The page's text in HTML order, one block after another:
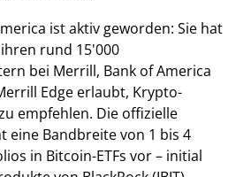
ist aktiv geworden: Sie hat
rund 15'000
bei Merrill, Bank of America
Edge erlaubt, Krypto-
empfehlen. Die offizielle
eine Bandbreite von 1 bis 4
in Bitcoin-ETFs vor – initial